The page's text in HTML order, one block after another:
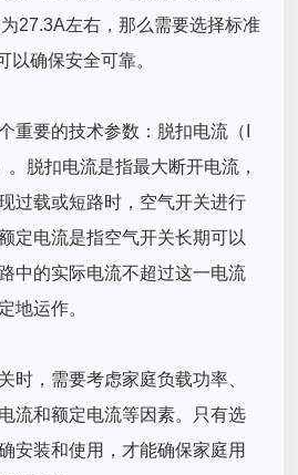
27.3A左右，那么需要选择标准
以确保安全可靠。
重要的技术参数：脱扣电流（I
脱扣电流是指最大断开电流，
过载或短路时，空气开关进行
定电流是指空气开关长期可以
中的实际电流不超过这一电流
地运作。
时，需要考虑家庭负载功率、
流和额定电流等因素。只有选
安装和使用，才能确保家庭用